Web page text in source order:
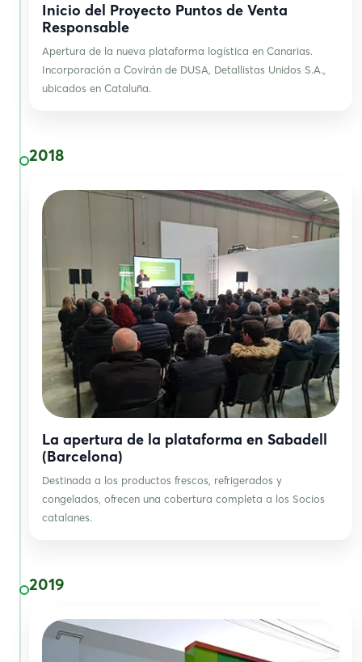
Inicio del Proyecto Puntos de Venta
Responsable
Apertura de la nueva plataforma logística en Canarias.
Incorporación a Covirán de DUSA, Detallistas Unidos S.A.,
ubicados en Cataluña.
2018
La apertura de la plataforma en Sabadell
(Barcelona)
Destinada a los productos frescos, refrigerados y
congelados, ofrecen una cobertura completa a los Socios
catalanes.
2019